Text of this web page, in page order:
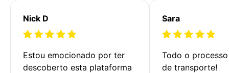
Nick D
Estou emocionado por ter
descoberto esta plataforma
Sara
Todo o
de transporte!